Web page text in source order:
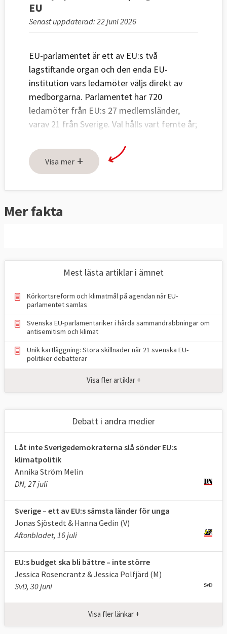
EU
Senast uppdaterad: 22 juni 2026
EU-parlamentet är ett av EU:s två
lagstiftande organ och den enda EU-
institution vars ledamöter väljs direkt av
medborgarna. Parlamentet har 720
ledamöter från EU:s 27 medlemsländer,
varav 21 från Sverige. Val hålls vart femte år;
EU-länderna har över tid gett
Europaparlamentet mera makt och
lagstiftningsområden
EU-ländernas regeringar och
Europaparlamentarikerna måste vara överens
för att ett förslag ska kunna bli EU-lag men
det finns områden som skattepolitik och
utrikespolitik där medlemsländerna har
vetorätt och eventuella beslut tas av
ministerrådet.
medbeslutande i frågor som rör tull,
handel och vissa internationella avtal och
EU:s budget, delar av arbetsrätten, vissa
sociala frågor, migrations- och
gränspolitiken, brottsbekämpningen,
transportfrågor, inre marknaden,
regionalpolitiken, miljö, energi, forskning
och bistånd.
Godkänner EU-kommissionen och
granskar EU
Europaparlamentet utövar kontroll över EU:s
institutioner genom regelbunden utfrågning
av ansvariga tjänstemän och politiker.
Europaparlamentet beslutar årligen om
ansvarsfrihet för hur EU:s budget har
Visa mer +
Mer fakta
Mest lästa artiklar i ämnet
Körkortsreform och klimatmål på agendan när EU-
parlamentet samlas
Svenska EU-parlamentariker i hårda sammandrabbningar om
antisemitism och klimat
Unik kartläggning: Stora skillnader när 21 svenska EU-
politiker debatterar
Visa fler artiklar +
Debatt i andra medier
Låt inte Sverigedemokraterna slå sönder EU:s
klimatpolitik
Annika Ström Melin
DN, 27 juli
Sverige – ett av EU:s sämsta länder för unga
Jonas Sjöstedt & Hanna Gedin (V)
Aftonbladet, 16 juli
EU:s budget ska bli bättre – inte större
Jessica Rosencrantz & Jessica Polfjärd (M)
SvD, 30 juni
Visa fler länkar +